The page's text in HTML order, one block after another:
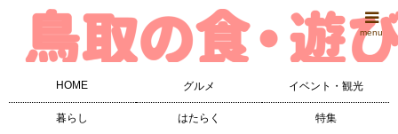
menu
HOME グルメ イベント・観光
暮らし はたらく 特集